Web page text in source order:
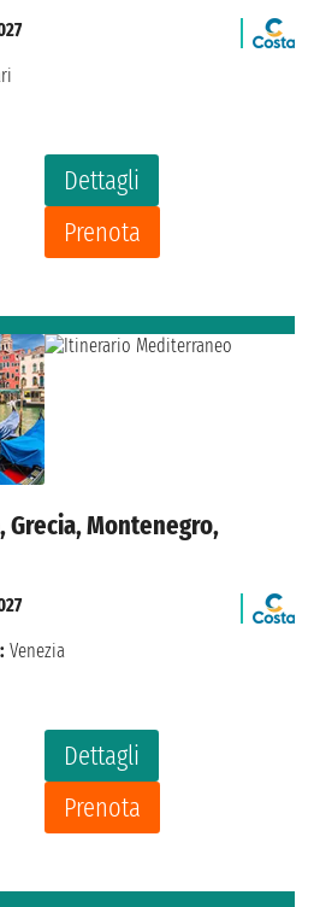
Dettagli
Prenota
Montenegro,
Dettagli
Prenota
Venezia